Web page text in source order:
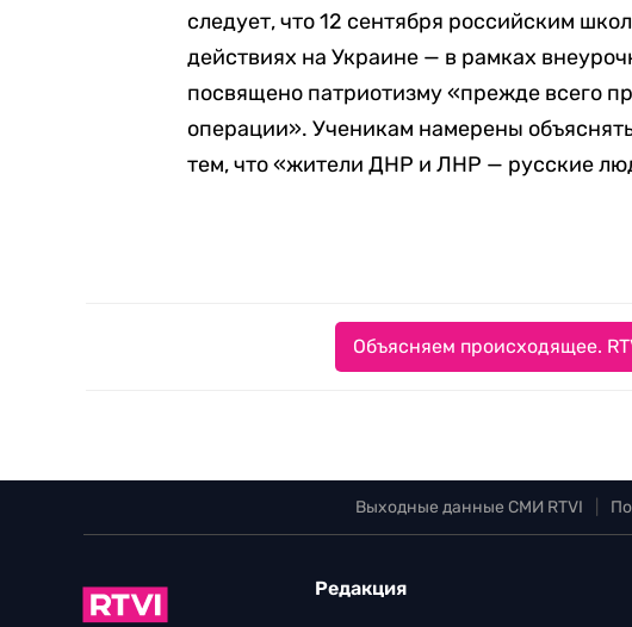
следует, что 12 сентября российским
действиях на Украине — в рамках
посвящено патриотизму «прежде всего
операции». Ученикам намерены
тем, что «жители ДНР и ЛНР — русские
Объясняем происходящее.
Выходные данные СМИ RTVI
Редакция